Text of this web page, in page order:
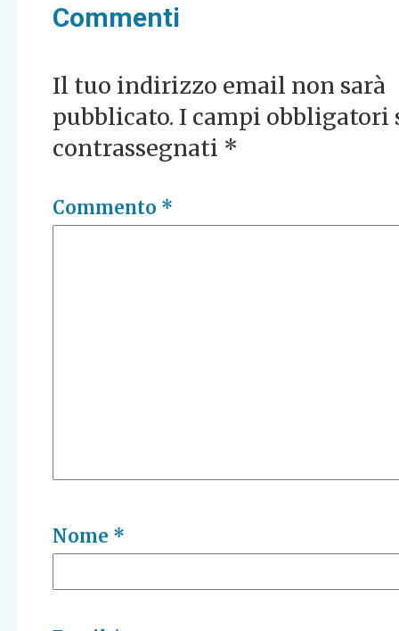
Commenti
Il tuo indirizzo email non sarà
pubblicato. I campi obbligatori
contrassegnati *
Commento *
Nome *